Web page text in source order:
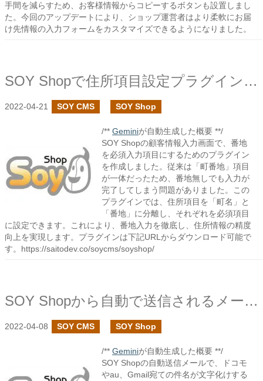
手間を減らすため、お客様情報からコピーするボタンも設置しまし
た。今回のアップデートにより、ショップ運営者はより柔軟にお届
け先情報の入力フォームをカスタマイズできるようになりました。
SOY Shopで住所項目設定プラグインを作成しました
2022-04-21 SOY CMS SOY Shop
/** Geminiが自動生成した概要 **/
SOY Shopの顧客情報入力画面で、番地
を必須入力項目にするためのプラグイン
を作成しました。従来は「町番地」項目
が一体だったため、番地無しでも入力が
完了してしまう問題がありました。この
プラグインでは、住所項目を「町名」と
「番地」に分離し、それぞれを必須項目
に設定できます。これにより、番地入力を徹底し、住所情報の精度
向上を実現します。プラグインは下記URLからダウンロード可能で
す。https://saitodev.co/soycms/soyshop/
SOY Shopから自動で送信されるメールの件名が文字化けだった時の対応
2022-04-08 SOY CMS SOY Shop
/** Geminiが自動生成した概要 **/
SOY Shopの自動送信メールで、ドコモ
やau、Gmail宛ての件名が文字化けする